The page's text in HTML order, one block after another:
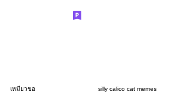
เหมียวขอ silly calico cat memes